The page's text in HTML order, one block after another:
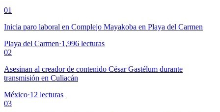
01
Inicia paro laboral en Complejo Mayakoba en Playa del Carmen
Playa del Carmen·1,996 lecturas
02
Asesinan al creador de contenido César Gastélum durante
transmisión en Culiacán
México·12 lecturas
03